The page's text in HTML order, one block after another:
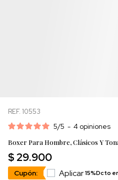
REF. 10553
5/5 - 4 opiniones
Boxer Para Hombre, Clásicos Y
$ 29.900
Cupón: Aplicar15%Dcto